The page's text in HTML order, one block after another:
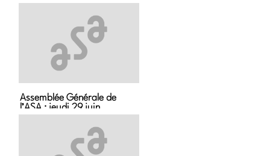
Assemblée Générale de
l’ASA : jeudi 29 juin